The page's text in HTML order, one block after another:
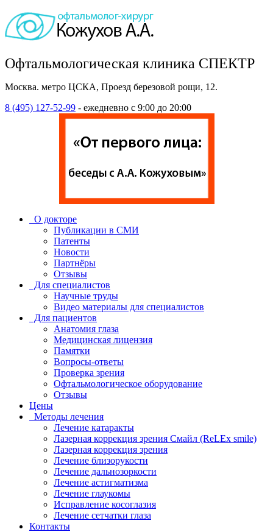
Офтальмологическая клиника СПЕКТР
Москва. метро ЦСКА, Проезд березовой рощи, 12.
8 (495) 127-52-99 - ежедневно с 9:00 до 20:00
О докторе
Публикации в СМИ
Патенты
Новости
Партнёры
Отзывы
Для специалистов
Научные труды
Видео материалы для специалистов
Для пациентов
Анатомия глаза
Медицинская лицензия
Памятки
Вопросы-ответы
Проверка зрения
Офтальмологическое оборудование
Отзывы
Цены
Методы лечения
Лечение катаракты
Лазерная коррекция зрения Смайл (ReLEx smile)
Лазерная коррекция зрения
Лечение близорукости
Лечение дальнозоркости
Лечение астигматизма
Лечение глаукомы
Исправление косоглазия
Лечение сетчатки глаза
Контакты